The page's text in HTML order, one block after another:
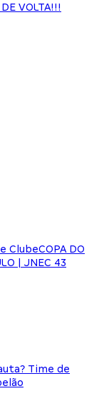
VOLTA!!!
ClubeCOPA DO
| JNEC 43
Time de